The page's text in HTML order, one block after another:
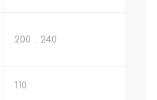
200 .. 240
110